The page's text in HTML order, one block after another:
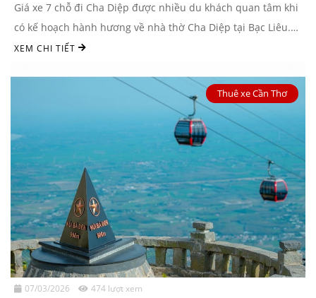
Giá xe 7 chỗ đi Cha Diệp được nhiều du khách quan tâm khi
có kế hoạch hành hương về nhà thờ Cha Diệp tại Bạc Liêu.
Với quãng đường ...
XEM CHI TIẾT
Thuê xe Cần Thơ
07/03/2026 474 lượt xem